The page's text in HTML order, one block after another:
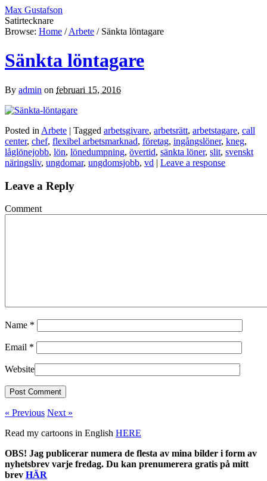
Max Gustafson
Satirtecknare
Browse: Home / Arbete / Sänkta löntagare
Sänkta löntagare
By admin on februari 15, 2016
Posted in Arbete | Tagged arbetsgivare, arbetsrätt, arbetstagare, call
center, chef, flexibel arbetsmarknad, företag, ingångslöner, kneg,
låglönejobb, lön, lönedumpning, övertid, sänkta löner, slit, svenskt
näringsliv, ungdomar, ungdomsjobb, vd | Leave a response
Leave a Reply
Comment
Name *
Email *
Website
« Previous Next »
Read my cartoons in English HERE
OBS! Jag publicerar numera de flesta av mina bilder i form av
nyhetsbrev varje fredag. Du kan prenumerera gratis på mitt
brev HÄR